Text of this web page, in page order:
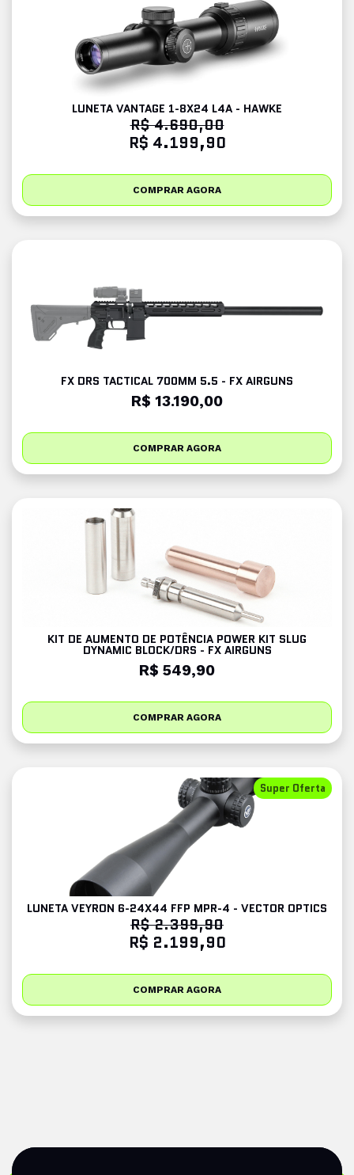
LUNETA VANTAGE 1-8X24 L4A - HAWKE
R$ 4.690,00
R$ 4.199,90
COMPRAR AGORA
FX DRS TACTICAL 700MM 5.5 - FX AIRGUNS
R$ 13.190,00
COMPRAR AGORA
KIT DE AUMENTO DE POTÊNCIA POWER KIT SLUG
DYNAMIC BLOCK/DRS - FX AIRGUNS
R$ 549,90
COMPRAR AGORA
Super Oferta
LUNETA VEYRON 6-24X44 FFP MPR-4 - VECTOR OPTICS
R$ 2.399,90
R$ 2.199,90
COMPRAR AGORA